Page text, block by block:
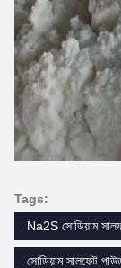
Tags:
Na2S সোডিয়াম
সোডিয়াম সালফেট